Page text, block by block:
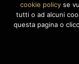
cookie policyse
tutti o ad alcuni
questa pagina o